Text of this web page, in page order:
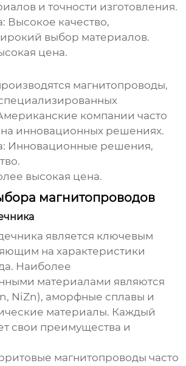
и точности изготовления.
Высокое качество,
выбор материалов.
цена.
магнитопроводы,
компании часто
инновационных решениях.
Инновационные решения,
высокая цена.
магнитопроводов
является ключевым
на характеристики
. Наиболее
материалами являются
NiZn), аморфные сплавы и
материалы. Каждый
свои преимущества и
магнитопроводы часто